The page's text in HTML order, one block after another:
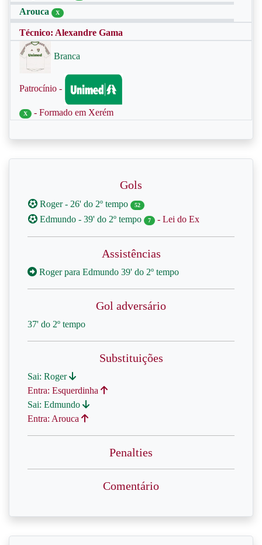
Arouca X
Técnico: Alexandre Gama
Branca
Patrocínio -
X - Formado em Xerém
Gols
Roger - 26' do 2º tempo 52
Edmundo - 39' do 2º tempo 7 - Lei do Ex
Assistências
Roger para Edmundo 39' do 2º tempo
Gol adversário
37' do 2º tempo
Substituições
Sai: Roger
Entra: Esquerdinha
Sai: Edmundo
Entra: Arouca
Penalties
Comentário